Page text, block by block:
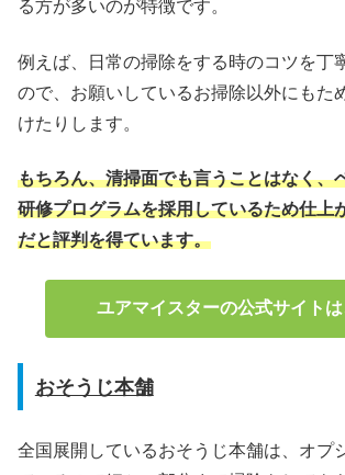
る方が多いのが特徴です。
例えば、日常の掃除をする時のコツを丁
ので、お願いしているお掃除以外にもた
けたりします。
もちろん、清掃面でも言うことはなく、
研修プログラムを採用しているため仕上
だと評判を得ています。
ユアマイスターの公式サイトは
おそうじ本舗
全国展開しているおそうじ本舗は、オプ